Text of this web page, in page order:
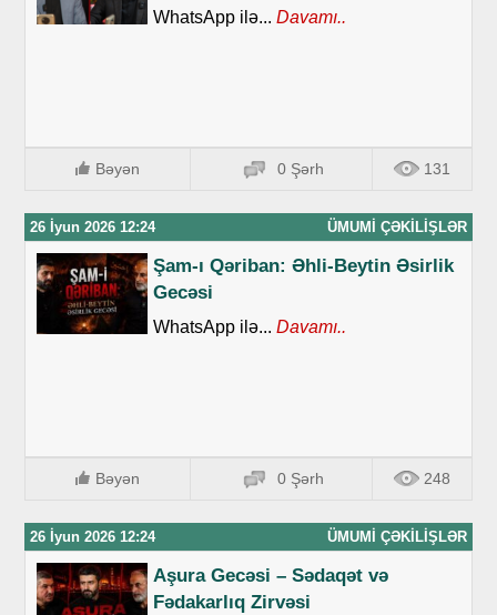
WhatsApp ilə... Davamı..
Bəyən 0 Şərh 131
26 İyun 2026 12:24 ÜMUMI ÇƏKILIŞLƏR
Şam-ı Qəriban: Əhli-Beytin Əsirlik
Gecəsi
WhatsApp ilə... Davamı..
Bəyən 0 Şərh 248
26 İyun 2026 12:24 ÜMUMI ÇƏKILIŞLƏR
Aşura Gecəsi – Sədaqət və
Fədakarlıq Zirvəsi